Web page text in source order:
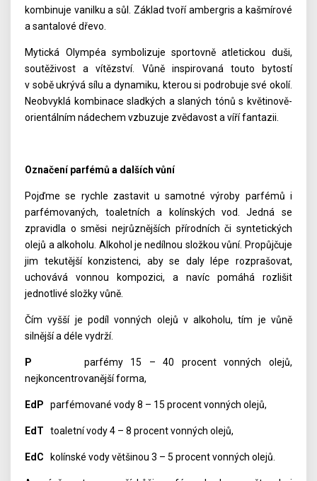
kombinuje vanilku a sůl. Základ tvoří ambergris a kašmírové
a santalové dřevo.
Mytická Olympéa symbolizuje sportovně atletickou duši,
soutěživost a vítězství. Vůně inspirovaná touto bytostí
v sobě ukrývá sílu a dynamiku, kterou si podrobuje své okolí.
Neobvyklá kombinace sladkých a slaných tónů s květinově-
orientálním nádechem vzbuzuje zvědavost a víří fantazii.
Označení parfémů a dalších vůní
Pojďme se rychle zastavit u samotné výroby parfémů i
parfémovaných, toaletních a kolínských vod. Jedná se
zpravidla o směsi nejrůznějších přírodních či syntetických
olejů a alkoholu. Alkohol je nedílnou složkou vůní. Propůjčuje
jim tekutější konzistenci, aby se daly lépe rozprašovat,
uchovává vonnou kompozici, a navíc pomáhá rozlišit
jednotlivé složky vůně.
Čím vyšší je podíl vonných olejů v alkoholu, tím je vůně
silnější a déle vydrží.
P
parfémy 15 – 40 procent vonných olejů,
nejkoncentrovanější forma,
EdP parfémované vody 8 – 15 procent vonných olejů,
EdT toaletní vody 4 – 8 procent vonných olejů,
EdC kolínské vody většinou 3 – 5 procent vonných olejů.